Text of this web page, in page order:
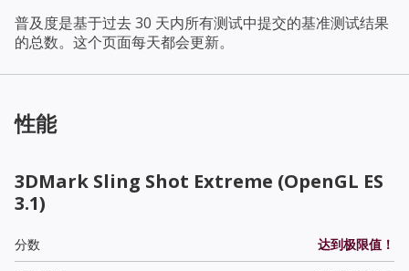
普及度是基于过去 30 天内所有测试中提交的基准测试结果
的总数。这个页面每天都会更新。
性能
3DMark Sling Shot Extreme (OpenGL ES
3.1)
分数
达到极限值！